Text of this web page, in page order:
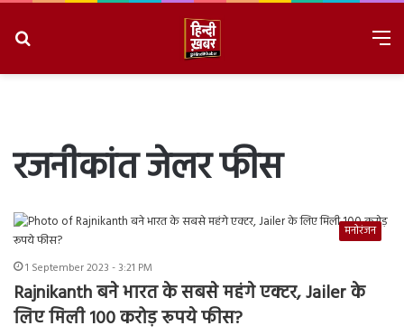
रजनीकांत जेलर फीस
मनोरंजन
1 September 2023 - 3:21 PM
Rajnikanth बने भारत के सबसे महंगे एक्टर, Jailer के
लिए मिली 100 करोड़ रूपये फीस?